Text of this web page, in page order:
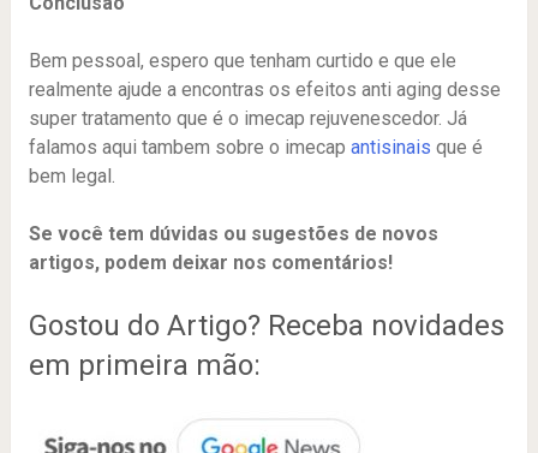
Bem pessoal, espero que tenham curtido e que ele
realmente ajude a encontras os efeitos anti aging desse
super tratamento que é o imecap rejuvenescedor. Já
falamos aqui tambem sobre o imecap antisinais que é
bem legal.
Se você tem dúvidas ou sugestões de novos
artigos, podem deixar nos comentários!
Gostou do Artigo? Receba novidades
em primeira mão: